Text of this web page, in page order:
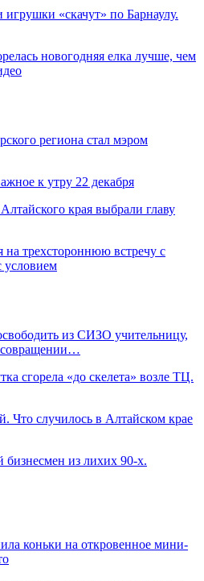
«скачут» по Барнаулу.
новогодняя елка лучше, чем
региона стал мэром
к утру 22 декабря
края выбрали главу
на трехстороннюю встречу с
из СИЗО учительницу,
сгорела «до скелета» возле ТЦ.
Что случилось в Алтайском крае
бизнесмен из лихих 90-х.
коньки на откровенное мини-